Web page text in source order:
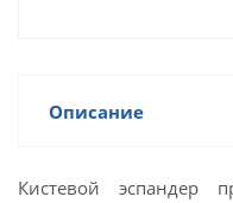
Описание
Кистевой эспандер